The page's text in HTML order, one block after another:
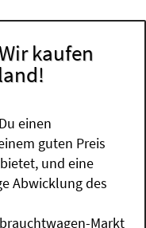
kaufen
einen
guten Preis
und eine
Abwicklung des
Markt